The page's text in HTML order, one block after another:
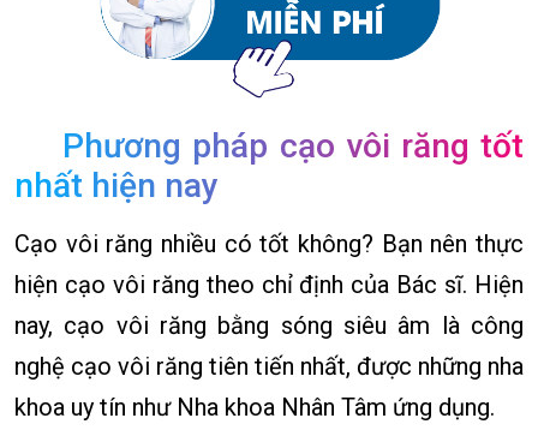
Phương pháp cạo vôi răng tốt
nhất hiện nay
Cạo vôi răng nhiều có tốt không? Bạn nên thực
hiện cạo vôi răng theo chỉ định của Bác sĩ. Hiện
nay, cạo vôi răng bằng sóng siêu âm là công
nghệ cạo vôi răng tiên tiến nhất, được những nha
khoa uy tín như Nha khoa Nhân Tâm ứng dụng.